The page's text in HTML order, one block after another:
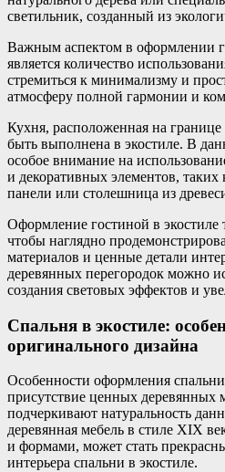
светильник, созданный из
Важным аспектом в оформлении
является количество
стремиться к минимализму и
атмосферу полной гармонии и
Кухня, расположенная на
быть выполнена в экостиле. В
особое внимание на
и декоративных элементов,
панели или столешница из
Оформление гостиной в экостиле
чтобы наглядно
материалов и ценные детали
деревянных перегородок можно
создания световых эффектов и
Спальня в экостиле:
оригинального дизайна
Особенности оформления
присутствие ценных деревянных
подчеркивают натуральность
деревянная мебель в стиле XIX
и формами, может стать
интерьера спальни в экостиле.